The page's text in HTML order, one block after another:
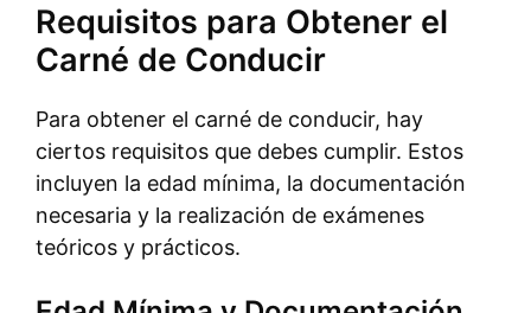
Requisitos para Obtener el
Carné de Conducir
Para obtener el carné de conducir, hay
ciertos requisitos que debes cumplir. Estos
incluyen la edad mínima, la documentación
necesaria y la realización de exámenes
teóricos y prácticos.